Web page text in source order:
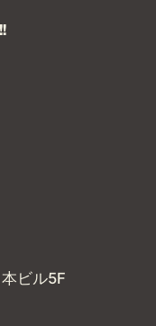
ビル5F